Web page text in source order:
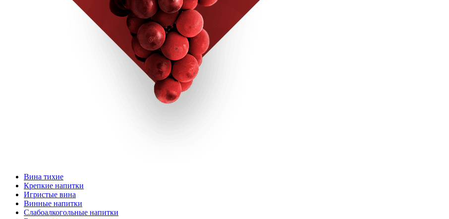
Вина тихие
Крепкие напитки
Игристые вина
Винные напитки
Слабоалкогольные напитки